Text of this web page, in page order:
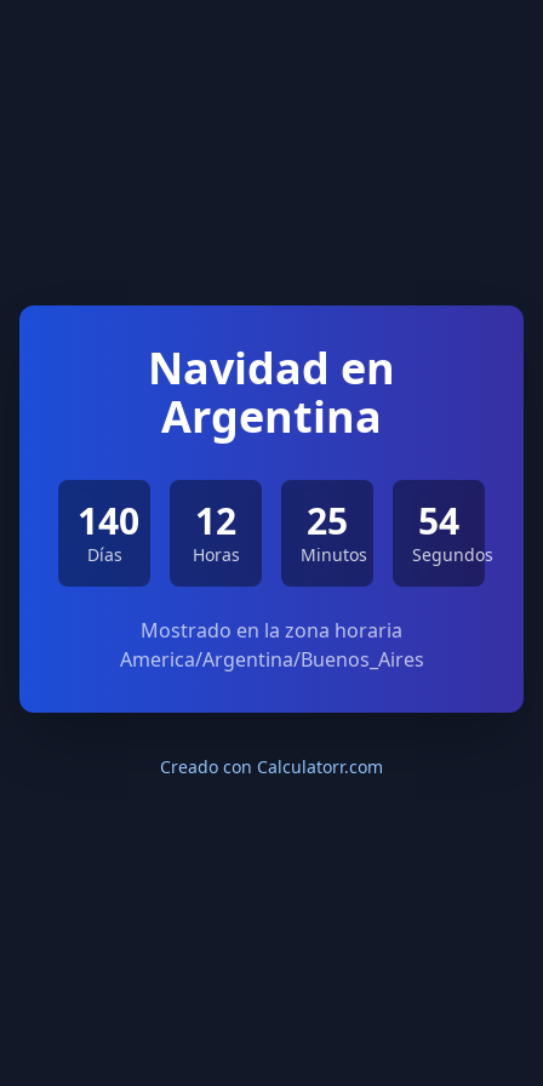
Navidad en
Argentina
140
Días
12
Horas
25
Minutos
54
Segundos
Mostrado en la zona horaria
America/Argentina/Buenos_Aires
Creado con Calculatorr.com